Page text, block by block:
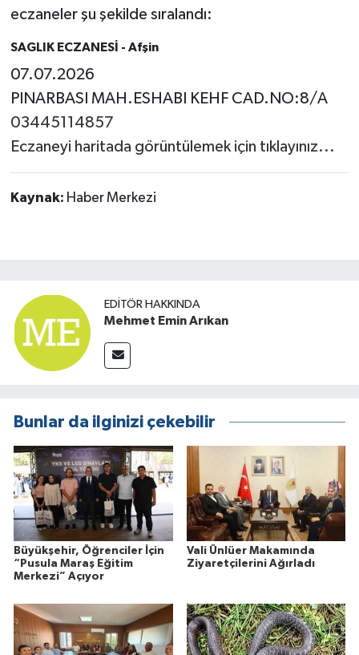
eczaneler şu şekilde sıralandı:
SAGLIK ECZANESİ - Afşin
07.07.2026
PINARBASI MAH.ESHABI KEHF CAD.NO:8/A
03445114857
Eczaneyi haritada görüntülemek için tıklayınız...
Kaynak: Haber Merkezi
EDITÖR HAKKINDA
Mehmet Emin Arıkan
Bunlar da ilginizi çekebilir
Büyükşehir, Öğrenciler İçin
“Pusula Maraş Eğitim
Merkezi” Açıyor
Vali Ünlüer Makamında
Ziyaretçilerini Ağırladı